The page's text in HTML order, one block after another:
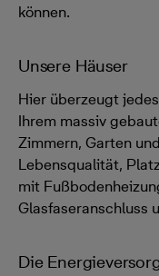
können.
Unsere Häuser
Hier überzeugt
Ihrem massiv
Zimmern, Garten
Lebensqualität,
mit
Glasfaseranschluss
Die